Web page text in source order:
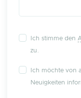
Ich stimme den
zu.
Ich möchte von
Neuigkeiten